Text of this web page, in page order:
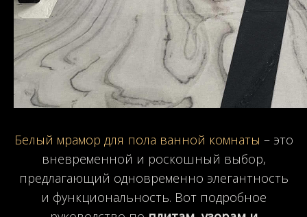
Белый мрамор для пола ванной комнаты – это
вневременной и роскошный выбор,
предлагающий одновременно элегантность
и функциональность. Вот подробное